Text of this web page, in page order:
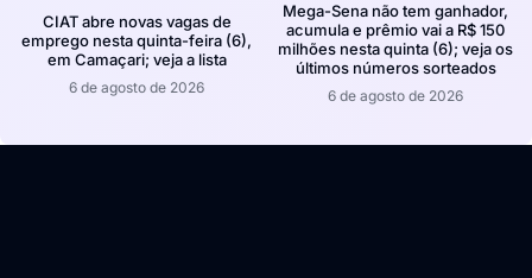
CIAT abre novas vagas de
emprego nesta quinta-feira (6),
em Camaçari; veja a lista
6 de agosto de 2026
Mega-Sena não tem ganhador,
acumula e prêmio vai a R$ 150
milhões nesta quinta (6); veja os
últimos números sorteados
6 de agosto de 2026